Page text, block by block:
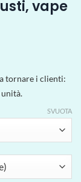
vape
tornare i clienti:
SVUOTA